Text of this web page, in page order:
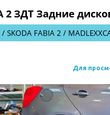
2 ЗДТ Задние
SKODA FABIA 2 /
Для